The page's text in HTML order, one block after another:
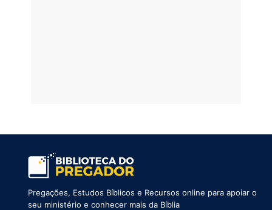
Pregações, Estudos Bíblicos e Recursos online para apoiar o
seu ministério e conhecer mais da Bíblia